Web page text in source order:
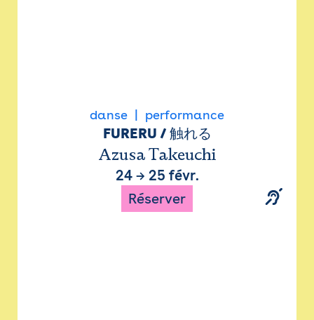
danse performance
FURERU / 触れる
Azusa Takeuchi
24→ 25 févr.
Réserver